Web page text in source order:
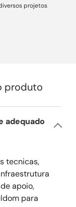
projetos
contribui para um
quanto
digital, três
praticidade no uso
de cada
linhas slim,
proporcionando
e áreas
produto
adequado
tecnicas,
apoio,
para